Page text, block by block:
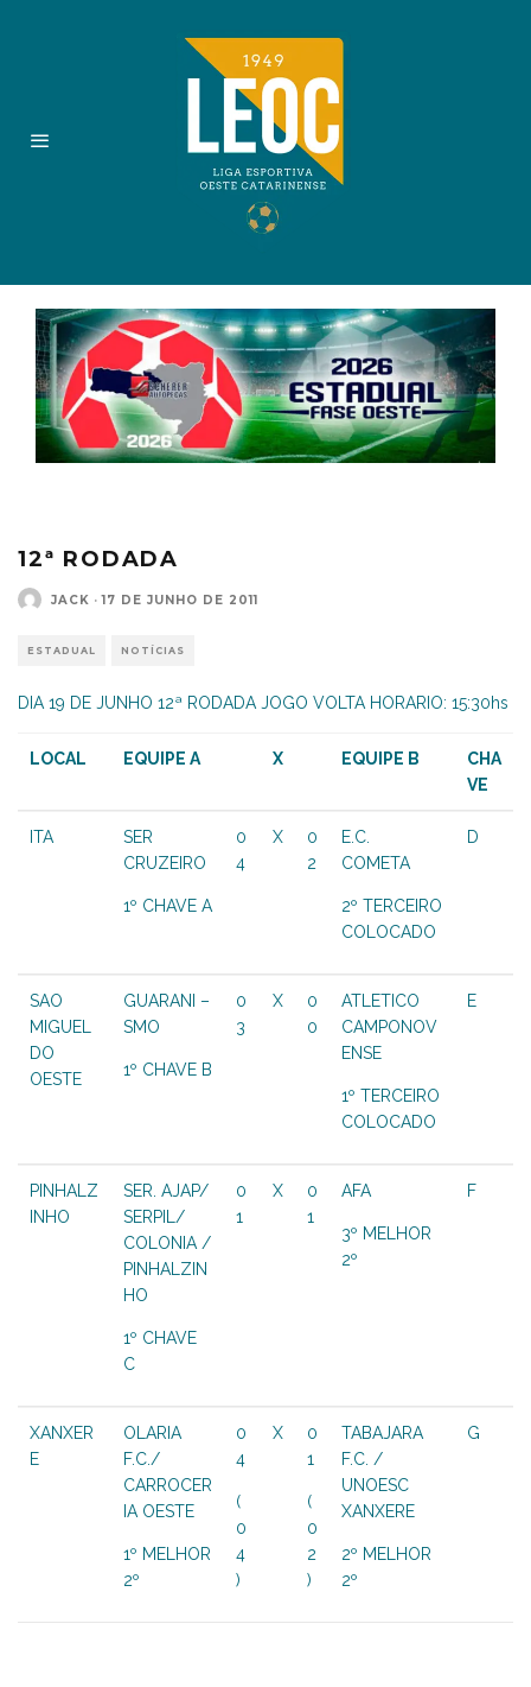
12ª RODADA
JACK · 17 DE JUNHO DE 2011
ESTADUAL NOTÍCIAS
DIA 19 DE JUNHO 12ª RODADA JOGO VOLTA HORARIO: 15:30hs
LOCAL EQUIPE A X EQUIPE B
CHA
VE
ITA
SER
CRUZEIRO
1º CHAVE A
0
4
X
0
2
E.C.
COMETA
2º TERCEIRO
COLOCADO
D
SAO
MIGUEL
DO
OESTE
GUARANI –
SMO
1º CHAVE B
0
3
X
0
0
ATLETICO
CAMPONOV
ENSE
1º TERCEIRO
COLOCADO
E
PINHALZ
INHO
SER. AJAP/
SERPIL/
COLONIA /
PINHALZIN
HO
1º CHAVE
C
0
1
X
0
1
AFA
3º MELHOR
2º
F
XANXER
E
OLARIA
F.C./
CARROCER
IA OESTE
1º MELHOR
2º
0
4
(
0
4
)
X
0
1
(
0
2
)
TABAJARA
F.C. /
UNOESC
XANXERE
2º MELHOR
2º
G